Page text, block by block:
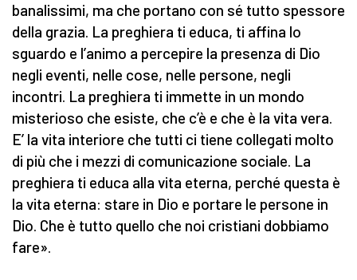
banalissimi, ma che portano con sé tutto spessore
della grazia. La preghiera ti educa, ti affina lo
sguardo e l’animo a percepire la presenza di Dio
negli eventi, nelle cose, nelle persone, negli
incontri. La preghiera ti immette in un mondo
misterioso che esiste, che c’è e che è la vita vera.
E’ la vita interiore che tutti ci tiene collegati molto
di più che i mezzi di comunicazione sociale. La
preghiera ti educa alla vita eterna, perché questa è
la vita eterna: stare in Dio e portare le persone in
Dio. Che è tutto quello che noi cristiani dobbiamo
fare».